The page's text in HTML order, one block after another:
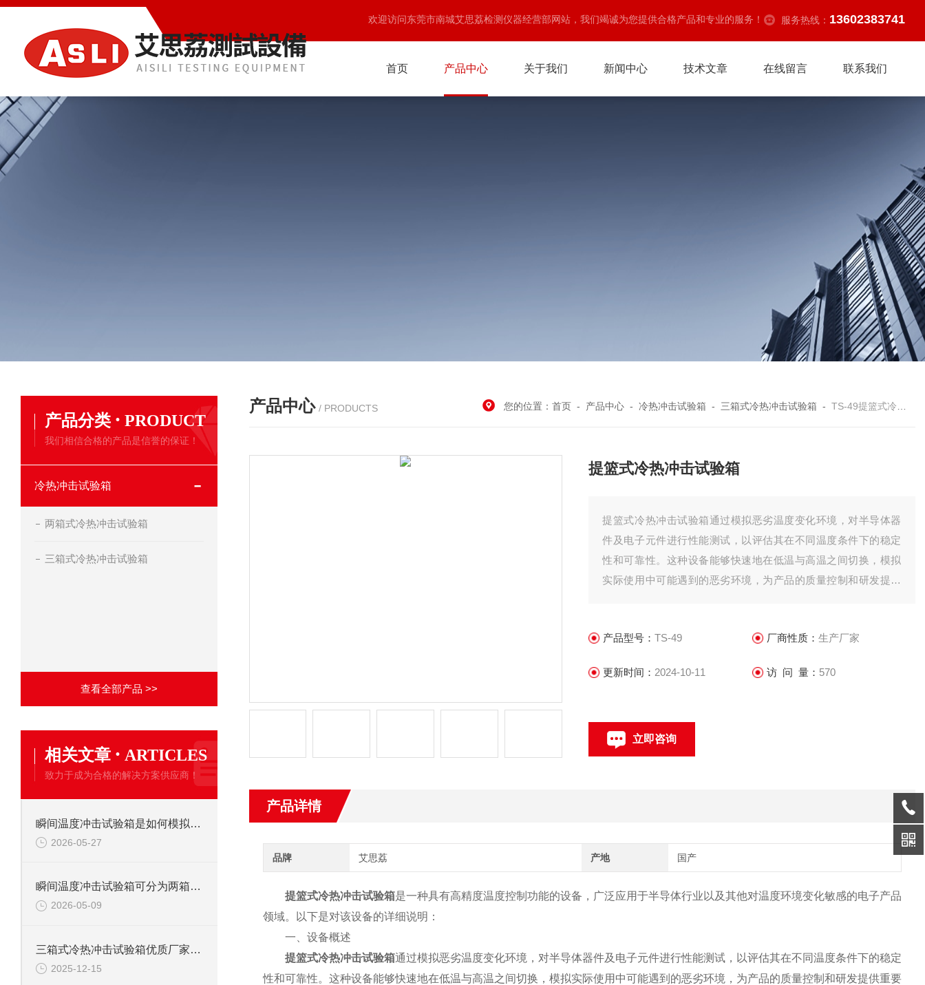
欢迎访问东莞市南城艾思荔检测仪器经营部网站，我们竭诚为您提供合格产品和专业的服务！ 服务热线： 13602383741
首页 产品中心 关于我们 新闻中心 技术文章 在线留言 联系我们
产品分类 · PRODUCT
我们相信合格的产品是信誉的保证！
冷热冲击试验箱
两箱式冷热冲击试验箱
三箱式冷热冲击试验箱
查看全部产品 >>
相关文章 · ARTICLES
致力于成为合格的解决方案供应商！
瞬间温度冲击试验箱是如何模拟环境突变的?
2026-05-27
瞬间温度冲击试验箱可分为两箱式与三箱式两种
2026-05-09
三箱式冷热冲击试验箱优质厂家怎么选？这些关键点要牢记
2025-12-15
产品中心 / PRODUCTS 您的位置：首页 - 产品中心 -冷热冲击试验箱 - 三箱式冷热冲击试验箱 -TS-49提篮式冷热冲击试验箱
提篮式冷热冲击试验箱
提篮式冷热冲击试验箱通过模拟恶劣温度变化环境，对半导体器
件及电子元件进行性能测试，以评估其在不同温度条件下的稳定
性和可靠性。这种设备能够快速地在低温与高温之间切换，模拟
实际使用中可能遇到的恶劣环境，为产品的质量控制和研发提供
产品型号：TS-49 厂商性质： 生产厂家
更新时间： 2024-10-11 访 问 量： 570
立即咨询
产品详情
品牌 艾思荔 产地 国产
提篮式冷热冲击试验箱是一种具有高精度温度控制功能的设备，广泛应用于半导体行业以及其他对温度环境变化敏感的电子产品
领域。以下是对该设备的详细说明：
一、设备概述
提篮式冷热冲击试验箱通过模拟恶劣温度变化环境，对半导体器件及电子元件进行性能测试，以评估其在不同温度条件下的稳定
性和可靠性。这种设备能够快速地在低温与高温之间切换，模拟实际使用中可能遇到的恶劣环境，为产品的质量控制和研发提供重要